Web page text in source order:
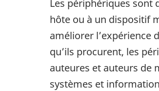
Les périphériques sont
hôte ou à un dispositif
améliorer l’expérience
qu’ils procurent, les
auteures et auteurs de
systèmes et